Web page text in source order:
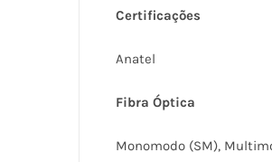
Certificações
Anatel
Fibra Óptica
Monomodo (SM),